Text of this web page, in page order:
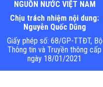
NGUỒN NƯỚC VIỆT NAM
Chịu trách nhiệm nội dung:
Nguyễn Quốc Dũng
Giấy phép số: 68/GP-TTĐT, Bộ
Thông tin và Truyền thông cấp
ngày 18/01/2021